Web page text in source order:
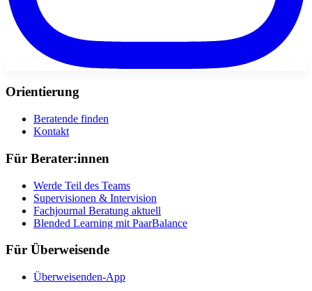
Orientierung
Beratende finden
Kontakt
Für Berater:innen
Werde Teil des Teams
Supervisionen & Intervision
Fachjournal Beratung aktuell
Blended Learning mit PaarBalance
Für Überweisende
Überweisenden-App